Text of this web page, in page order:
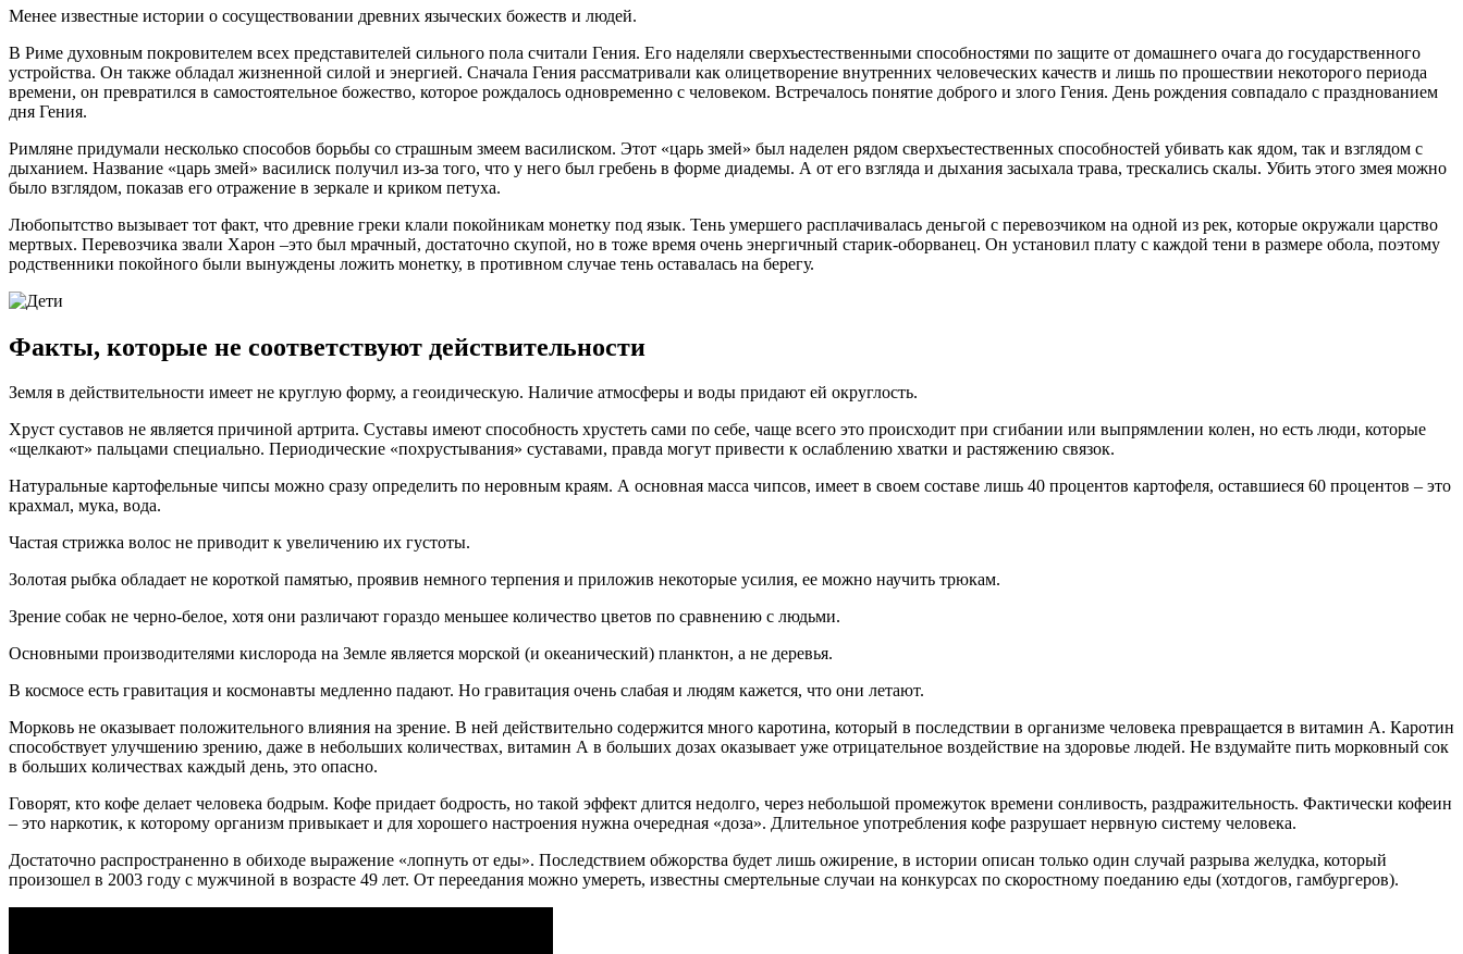
Менее известные истории о сосуществовании древних языческих божеств и людей.
В Риме духовным покровителем всех представителей сильного пола считали Гения. Его наделяли сверхъестественными способностями по защите от домашнего очага до государственного
устройства. Он также обладал жизненной силой и энергией. Сначала Гения рассматривали как олицетворение внутренних человеческих качеств и лишь по прошествии некоторого периода
времени, он превратился в самостоятельное божество, которое рождалось одновременно с человеком. Встречалось понятие доброго и злого Гения. День рождения совпадало с празднованием
дня Гения.
Римляне придумали несколько способов борьбы со страшным змеем василиском. Этот «царь змей» был наделен рядом сверхъестественных способностей убивать как ядом, так и взглядом с
дыханием. Название «царь змей» василиск получил из-за того, что у него был гребень в форме диадемы. А от его взгляда и дыхания засыхала трава, трескались скалы. Убить этого змея можно
было взглядом, показав его отражение в зеркале и криком петуха.
Любопытство вызывает тот факт, что древние греки клали покойникам монетку под язык. Тень умершего расплачивалась деньгой с перевозчиком на одной из рек, которые окружали царство
мертвых. Перевозчика звали Харон –это был мрачный, достаточно скупой, но в тоже время очень энергичный старик-оборванец. Он установил плату с каждой тени в размере обола, поэтому
родственники покойного были вынуждены ложить монетку, в противном случае тень оставалась на берегу.
Факты, которые не соответствуют действительности
Земля в действительности имеет не круглую форму, а геоидическую. Наличие атмосферы и воды придают ей округлость.
Хруст суставов не является причиной артрита. Суставы имеют способность хрустеть сами по себе, чаще всего это происходит при сгибании или выпрямлении колен, но есть люди, которые
«щелкают» пальцами специально. Периодические «похрустывания» суставами, правда могут привести к ослаблению хватки и растяжению связок.
Натуральные картофельные чипсы можно сразу определить по неровным краям. А основная масса чипсов, имеет в своем составе лишь 40 процентов картофеля, оставшиеся 60 процентов – это
крахмал, мука, вода.
Частая стрижка волос не приводит к увеличению их густоты.
Золотая рыбка обладает не короткой памятью, проявив немного терпения и приложив некоторые усилия, ее можно научить трюкам.
Зрение собак не черно-белое, хотя они различают гораздо меньшее количество цветов по сравнению с людьми.
Основными производителями кислорода на Земле является морской (и океанический) планктон, а не деревья.
В космосе есть гравитация и космонавты медленно падают. Но гравитация очень слабая и людям кажется, что они летают.
Морковь не оказывает положительного влияния на зрение. В ней действительно содержится много каротина, который в последствии в организме человека превращается в витамин А. Каротин
способствует улучшению зрению, даже в небольших количествах, витамин А в больших дозах оказывает уже отрицательное воздействие на здоровье людей. Не вздумайте пить морковный сок
в больших количествах каждый день, это опасно.
Говорят, кто кофе делает человека бодрым. Кофе придает бодрость, но такой эффект длится недолго, через небольшой промежуток времени сонливость, раздражительность. Фактически кофеин
– это наркотик, к которому организм привыкает и для хорошего настроения нужна очередная «доза». Длительное употребления кофе разрушает нервную систему человека.
Достаточно распространенно в обиходе выражение «лопнуть от еды». Последствием обжорства будет лишь ожирение, в истории описан только один случай разрыва желудка, который
произошел в 2003 году с мужчиной в возрасте 49 лет. От переедания можно умереть, известны смертельные случаи на конкурсах по скоростному поеданию еды (хотдогов, гамбургеров).